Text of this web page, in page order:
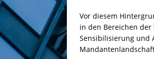
Vor diesem
in den Bereichen
Sensibilisierung und